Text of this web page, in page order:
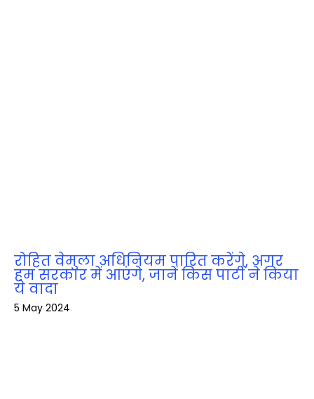
रोहित वेमुला अधिनियम पारित करेंगे, अगर
हम सरकार में आएंगे, जानें किस पार्टी ने किया
ये वादा
5 May 2024